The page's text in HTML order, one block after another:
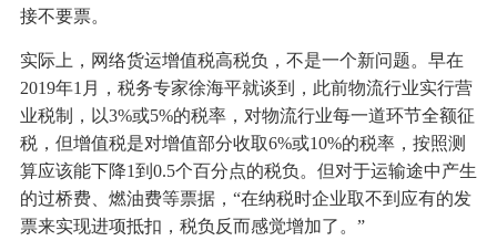
接不要票。
实际上，网络货运增值税高税负，不是一个新问题。早在
2019年1月，税务专家徐海平就谈到，此前物流行业实行营
业税制，以3%或5%的税率，对物流行业每一道环节全额征
税，但增值税是对增值部分收取6%或10%的税率，按照测
算应该能下降1到0.5个百分点的税负。但对于运输途中产生
的过桥费、燃油费等票据，“在纳税时企业取不到应有的发
票来实现进项抵扣，税负反而感觉增加了。”